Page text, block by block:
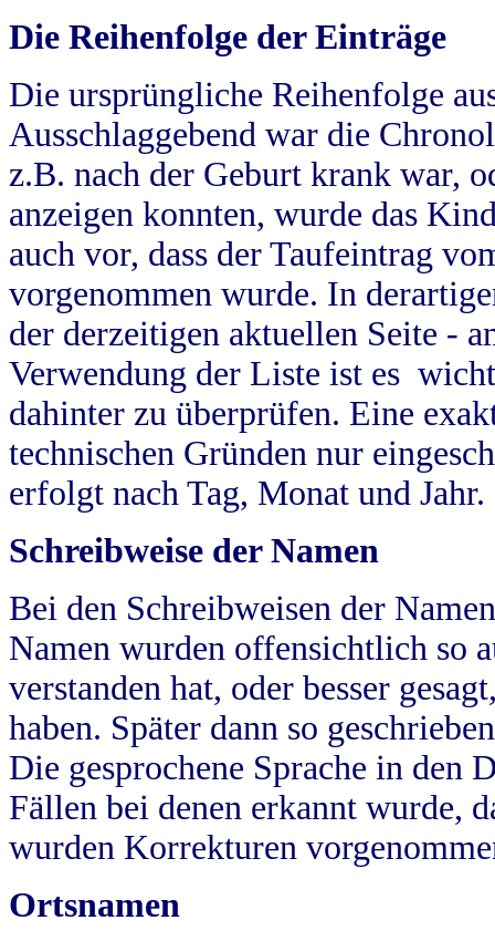
Die Reihenfolge der Einträge
Die ursprüngliche Reihenfolge
Ausschlaggebend war die
z.B. nach der Geburt krank war,
anzeigen konnten, wurde das
auch vor, dass der Taufeintrag
vorgenommen wurde. In
der derzeitigen aktuellen Seite -
Verwendung der Liste ist es
dahinter zu überprüfen. Eine
technischen Gründen nur
erfolgt nach Tag, Monat und Jahr.
Schreibweise der Namen
Bei den Schreibweisen der
Namen wurden offensichtlich so
verstanden hat, oder besser
haben. Später dann so
Die gesprochene Sprache in
Fällen bei denen erkannt wurde,
wurden Korrekturen
Ortsnamen